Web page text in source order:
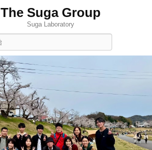
The Suga Group
Suga Laboratory